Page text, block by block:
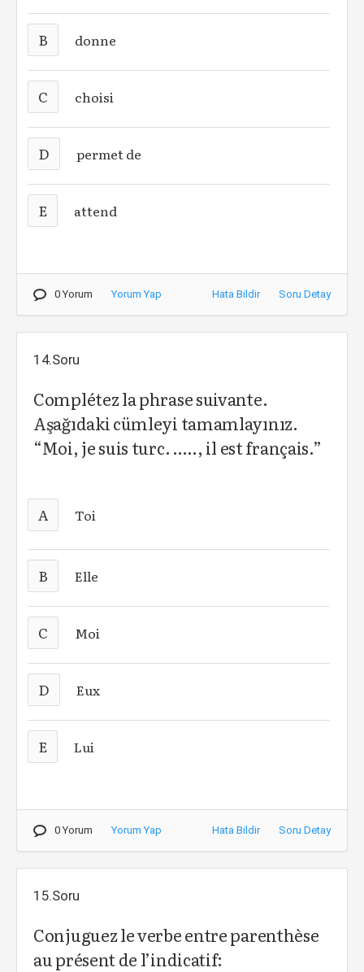
B donne
C choisi
D permet de
E attend
0 Yorum Yorum Yap Hata Bildir Soru Detay
14.Soru
Complétez la phrase suivante.
Aşağıdaki cümleyi tamamlayınız.
“Moi, je suis turc. ….., il est français.”
A Toi
B Elle
C Moi
D Eux
E Lui
0 Yorum Yorum Yap Hata Bildir Soru Detay
15.Soru
Conjuguez le verbe entre parenthèse
au présent de l’indicatif: